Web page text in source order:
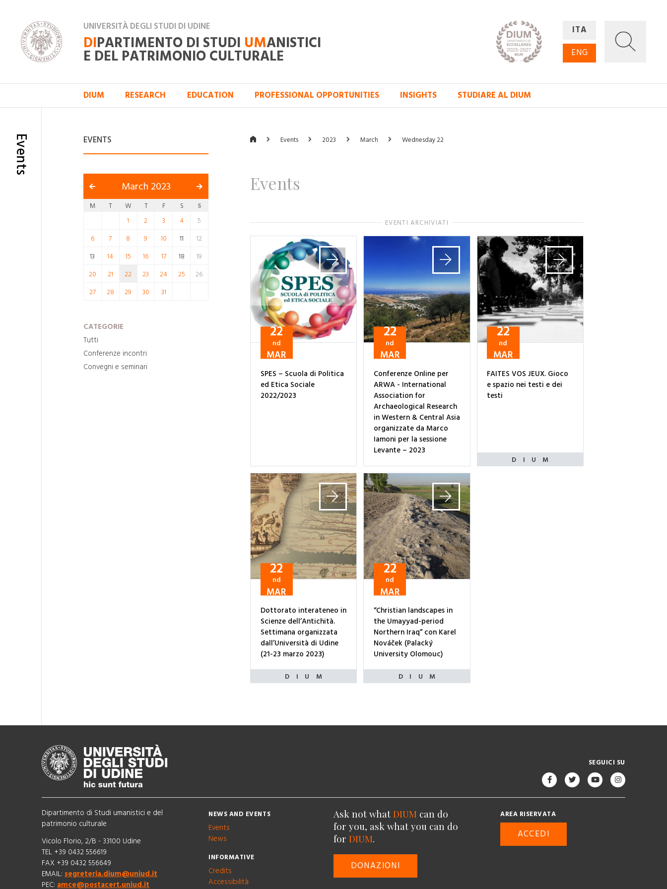
UNIVERSITÀ DEGLI STUDI DI UDINE
DIPARTIMENTO DI STUDI UMANISTICI
E DEL PATRIMONIO CULTURALE
ITA
ENG
DIUM RESEARCH EDUCATION PROFESSIONAL OPPORTUNITIES INSIGHTS STUDIARE AL DIUM
Events EVENTS
March 2023
M T W T F S
S
1
2 3 4
5
6
7 8 9 10 11
12
13
14 15 16 17 18
19
20
21 22 23 24 25
26
27
28 29 30 31
CATEGORIE
Tutti
Conferenze incontri
Convegni e seminari
Events 2023 March Wednesday 22
Events
EVENTI ARCHIVIATI
22
nd
MAR
SPES – Scuola di Politica
ed Etica Sociale
2022/2023
22
nd
MAR
Conferenze Online per
ARWA - International
Association for
Archaeological Research
in Western & Central Asia
organizzate da Marco
Iamoni per la sessione
Levante – 2023
22
nd
MAR
FAITES VOS JEUX. Gioco
e spazio nei testi e dei
testi
22
nd
MAR
Dottorato interateneo in
Scienze dell’Antichità.
Settimana organizzata
dall’Università di Udine
(21-23 marzo 2023)
22
nd
MAR
“Christian landscapes in
the Umayyad-period
Northern Iraq” con Karel
Nováček (Palacký
University Olomouc)
SEGUICI SU
Dipartimento di Studi umanistici e del
patrimonio culturale
Vicolo Florio, 2/B - 33100 Udine
TEL +39 0432 556619
FAX +39 0432 556649
EMAIL: segreteria.dium@uniud.it
PEC: amce@postacert.uniud.it
NEWS AND EVENTS
Events
News
INFORMATIVE
Credits
Accessibilità
Ask not what DIUM can do
for you, ask what you can do
for DIUM.
DONAZIONI
AREA RISERVATA
ACCEDI